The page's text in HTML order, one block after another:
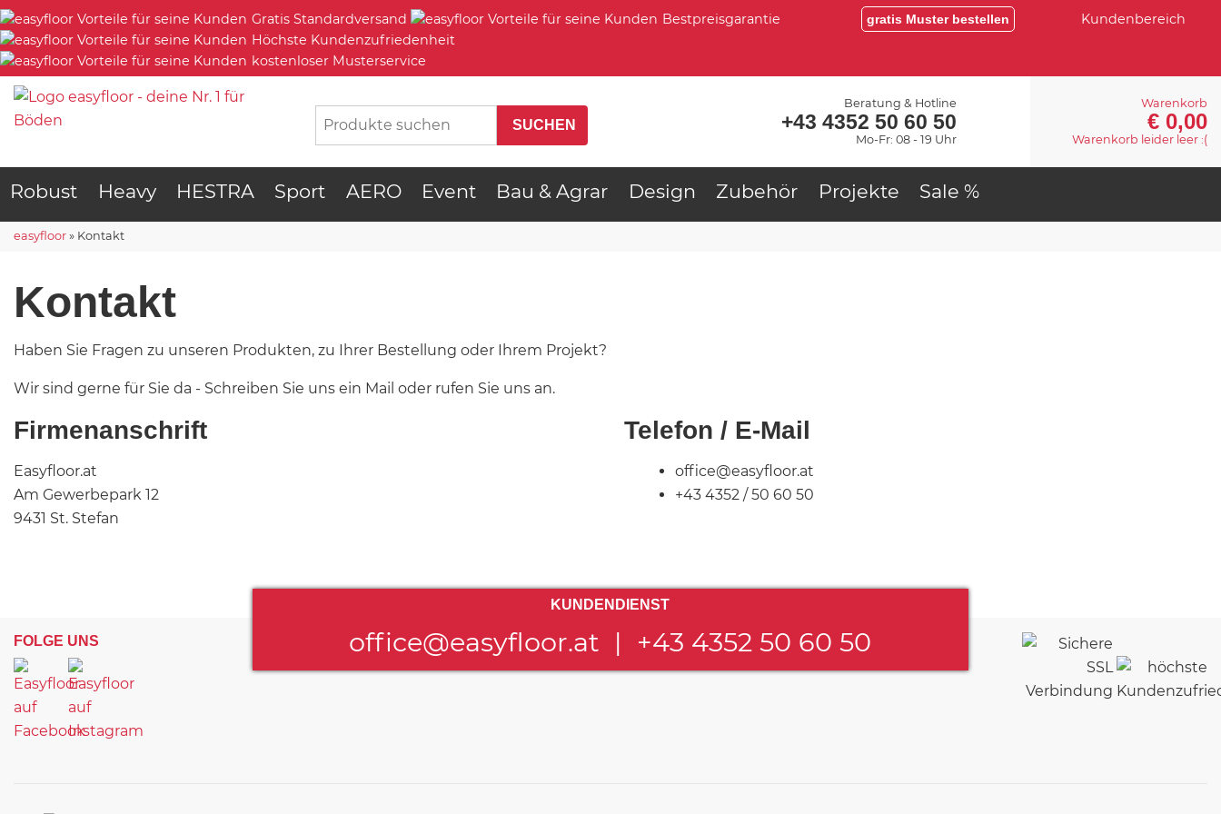
Gratis Standardversand
Bestpreisgarantie
Höchste Kundenzufriedenheit
kostenloser Musterservice
gratis Muster bestellen Kundenbereich
Beratung & Hotline
+43 4352 50 60 50
Mo-Fr: 08 - 19 Uhr
Warenkorb
€ 0,00
Warenkorb leider leer :(
Robust Heavy HESTRA Sport AERO Event Bau & Agrar Design Zubehör Projekte Sale %
easyfloor » Kontakt
Kontakt
Haben Sie Fragen zu unseren Produkten, zu Ihrer Bestellung oder Ihrem Projekt?
Wir sind gerne für Sie da - Schreiben Sie uns ein Mail oder rufen Sie uns an.
Firmenanschrift
Easyfloor.at
Am Gewerbepark 12
9431 St. Stefan
Telefon / E-Mail
office@easyfloor.at
+43 4352 / 50 60 50
FOLGE UNS
KUNDENDIENST
office@easyfloor.at | +43 4352 50 60 50